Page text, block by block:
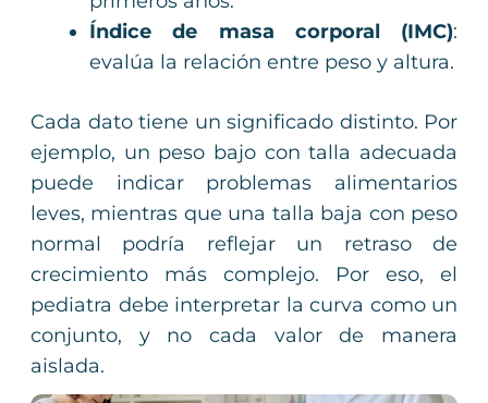
Índice de masa corporal (IMC):
evalúa la relación entre peso y altura.
Cada dato tiene un significado distinto. Por
ejemplo, un peso bajo con talla adecuada
puede indicar problemas alimentarios
leves, mientras que una talla baja con peso
normal podría reflejar un retraso de
crecimiento más complejo. Por eso, el
pediatra debe interpretar la curva como un
conjunto, y no cada valor de manera
aislada.